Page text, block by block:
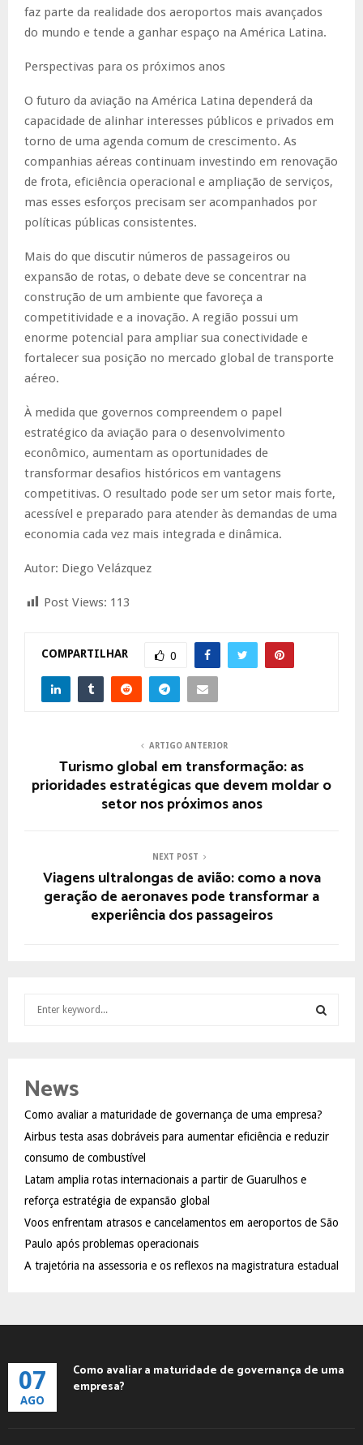
faz parte da realidade dos aeroportos mais avançados
do mundo e tende a ganhar espaço na América Latina.
Perspectivas para os próximos anos
O futuro da aviação na América Latina dependerá da
capacidade de alinhar interesses públicos e privados em
torno de uma agenda comum de crescimento. As
companhias aéreas continuam investindo em renovação
de frota, eficiência operacional e ampliação de serviços,
mas esses esforços precisam ser acompanhados por
políticas públicas consistentes.
Mais do que discutir números de passageiros ou
expansão de rotas, o debate deve se concentrar na
construção de um ambiente que favoreça a
competitividade e a inovação. A região possui um
enorme potencial para ampliar sua conectividade e
fortalecer sua posição no mercado global de transporte
aéreo.
À medida que governos compreendem o papel
estratégico da aviação para o desenvolvimento
econômico, aumentam as oportunidades de
transformar desafios históricos em vantagens
competitivas. O resultado pode ser um setor mais forte,
acessível e preparado para atender às demandas de uma
economia cada vez mais integrada e dinâmica.
Autor: Diego Velázquez
Post Views: 113
COMPARTILHAR 0
ARTIGO ANTERIOR
Turismo global em transformação: as
prioridades estratégicas que devem moldar o
setor nos próximos anos
NEXT POST
Viagens ultralongas de avião: como a nova
geração de aeronaves pode transformar a
experiência dos passageiros
h
o
r
:
R
News
Como avaliar a maturidade de governança de uma empresa?
Airbus testa asas dobráveis para aumentar eficiência e reduzir
consumo de combustível
Latam amplia rotas internacionais a partir de Guarulhos e
reforça estratégia de expansão global
Voos enfrentam atrasos e cancelamentos em aeroportos de São
Paulo após problemas operacionais
A trajetória na assessoria e os reflexos na magistratura estadual
07
AGO
Como avaliar a maturidade de governança de uma
empresa?